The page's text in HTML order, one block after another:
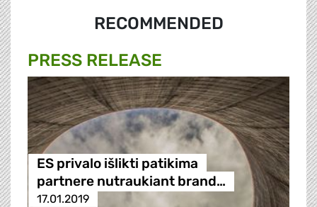
RECOMMENDED
PRESS RELEASE
ES privalo išlikti patikima
partnere nutraukiant brand…
17.01.2019